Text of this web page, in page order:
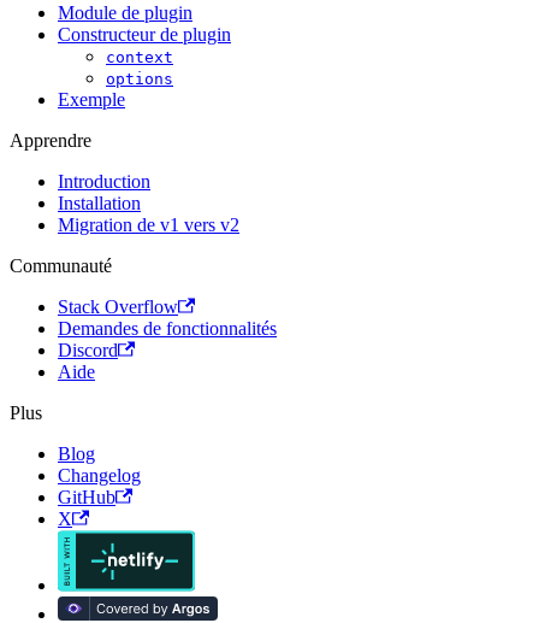
Module de plugin
Constructeur de plugin
context
options
Exemple
Apprendre
Introduction
Installation
Migration de v1 vers v2
Communauté
Stack Overflow
Demandes de fonctionnalités
Discord
Aide
Plus
Blog
Changelog
GitHub
X